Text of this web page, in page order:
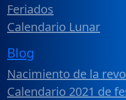
Feriados
Calendario Lunar
Blog
Nacimiento de la
Calendario 2021 de